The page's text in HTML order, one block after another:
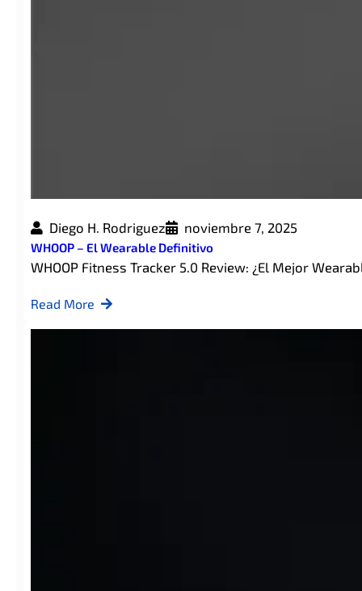
Diego H. Rodriguez noviembre 7, 2025
WHOOP – El Wearable Definitivo
WHOOP Fitness Tracker 5.0 Review: ¿El Mejor
Read More